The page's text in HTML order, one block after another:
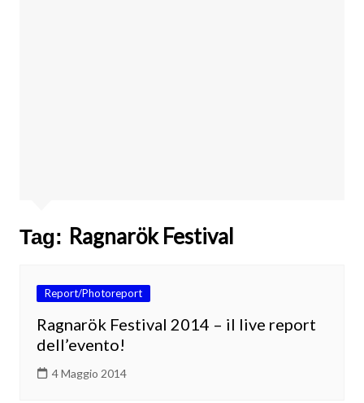
Tag: Ragnarök Festival
Report/Photoreport
Ragnarök Festival 2014 – il live report
dell’evento!
4 Maggio 2014